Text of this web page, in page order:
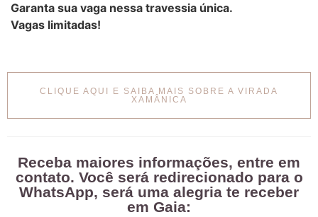
Garanta sua vaga nessa travessia única.
Vagas limitadas!
CLIQUE AQUI E SAIBA MAIS SOBRE A VIRADA
XAMÂNICA
Receba maiores informações, entre em
contato. Você será redirecionado para o
WhatsApp, será uma alegria te receber
em Gaia: